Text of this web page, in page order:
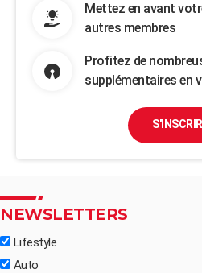
Mettez en avant
autres membres
Profitez de
supplémentaires en
NEWSLETTERS
Lifestyle
Auto